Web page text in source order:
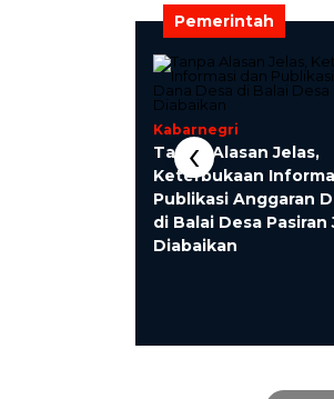
Pemerintah
Kabarnegri
Tanpa Alasan Jelas,
Keterbukaan
Publikasi Anggaran
di Balai Desa Pasiran
Diabaikan
‹